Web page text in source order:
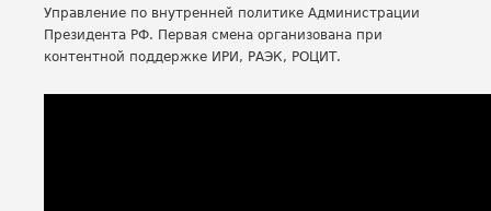
Управление по внутренней политике Администрации
Президента РФ. Первая смена организована при
контентной поддержке ИРИ, РАЭК, РОЦИТ.